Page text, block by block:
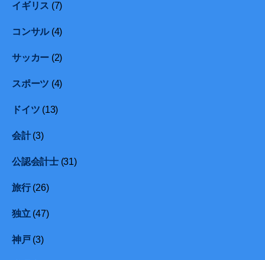
イギリス (7)
コンサル(4)
サッカー (2)
スポーツ (4)
ドイツ (13)
会計(3)
公認会計士(31)
旅行(26)
独立 (47)
神戸(3)